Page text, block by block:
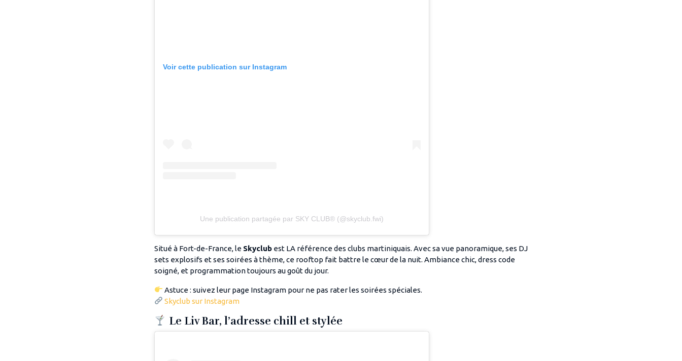
Voir cette publication sur Instagram
Une publication partagée par SKY CLUB® (@skyclub.fwi)
Situé à Fort-de-France, le Skyclub est LA référence des clubs martiniquais. Avec sa vue panoramique, ses DJ
sets explosifs et ses soirées à thème, ce rooftop fait battre le cœur de la nuit. Ambiance chic, dress code
soigné, et programmation toujours au goût du jour.
Astuce : suivez leur page Instagram pour ne pas rater les soirées spéciales.
Skyclub sur Instagram
Le Liv Bar, l’adresse chill et stylée